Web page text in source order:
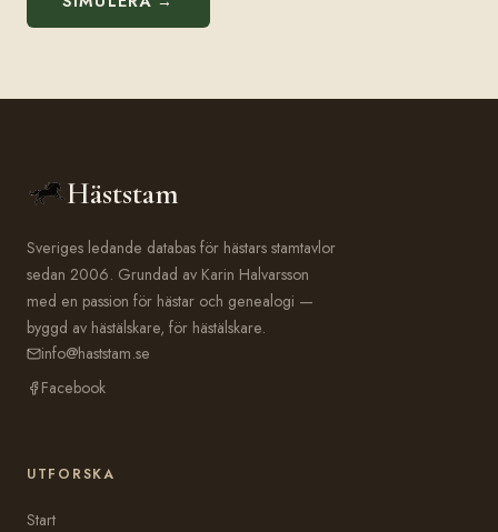
Häststam
Sveriges ledande databas för hästars stamtavlor
sedan 2006. Grundad av Karin Halvarsson
med en passion för hästar och genealogi —
byggd av hästälskare, för hästälskare.
info@haststam.se
Facebook
UTFORSKA
Start